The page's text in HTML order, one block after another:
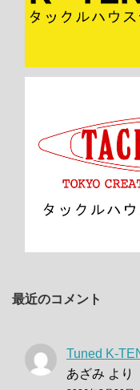
最近のコメント
Tuned K-
あざみ より